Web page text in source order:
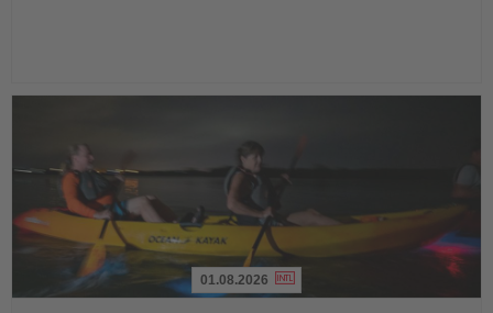
01.08.2026